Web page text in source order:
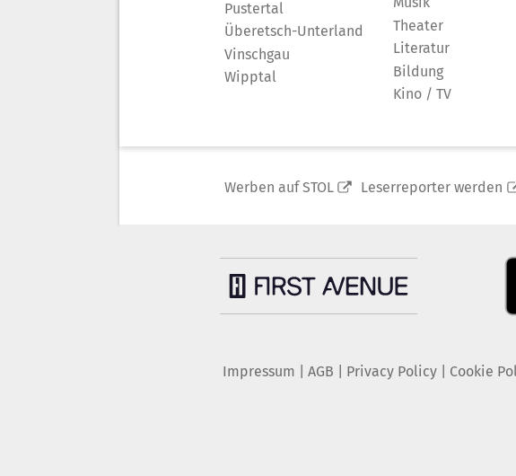
Pustertal
Überetsch-Unterland
Vinschgau
Wipptal
Theater
Literatur
Bildung
Kino / TV
Werben auf STOL Leserreporter werden
Impressum AGB Privacy Policy| Cookie